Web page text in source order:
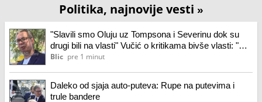
Politika, najnovije vesti »
"Slavili smo Oluju uz Tompsona i Severinu dok su
drugi bili na vlasti" Vučić o kritikama bivše vlasti: "Ne
rušimo prijateljstvo sa Rusijom"
Blic pre 1 minut
Daleko od sjaja auto-puteva: Rupe na putevima i
trule bandere